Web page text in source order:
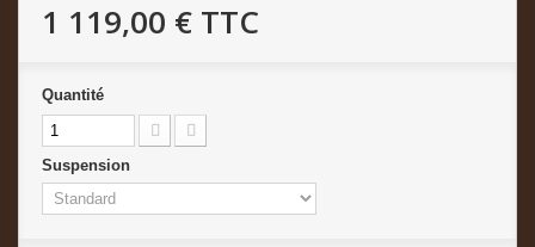
1 119,00 € TTC
Quantité
Suspension